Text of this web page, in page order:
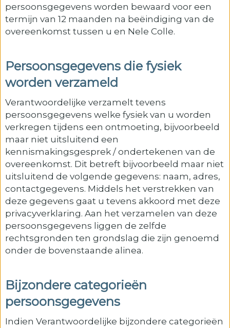
persoonsgegevens worden bewaard voor een
termijn van 12 maanden na beëindiging van de
overeenkomst tussen u en Nele Colle.
Persoonsgegevens die fysiek
worden verzameld
Verantwoordelijke verzamelt tevens
persoonsgegevens welke fysiek van u worden
verkregen tijdens een ontmoeting, bijvoorbeeld
maar niet uitsluitend een
kennismakingsgesprek / ondertekenen van de
overeenkomst. Dit betreft bijvoorbeeld maar niet
uitsluitend de volgende gegevens: naam, adres,
contactgegevens. Middels het verstrekken van
deze gegevens gaat u tevens akkoord met deze
privacyverklaring. Aan het verzamelen van deze
persoonsgegevens liggen de zelfde
rechtsgronden ten grondslag die zijn genoemd
onder de bovenstaande alinea.
Bijzondere categorieën
persoonsgegevens
Indien Verantwoordelijke bijzondere categorieën